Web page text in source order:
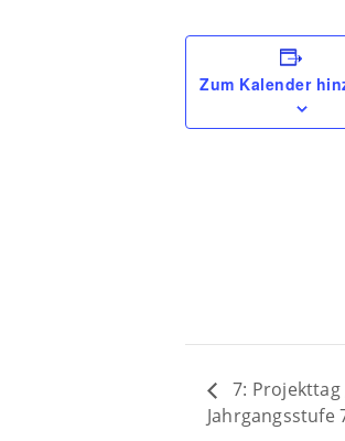
Zum Kalender
7: Projekttag
Jahrgangsstufe